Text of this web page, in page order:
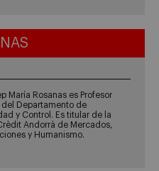
María Rosanas es Profesor
del Departamento de
y Control. Es titular de la
Andorrà de Mercados,
y Humanismo.